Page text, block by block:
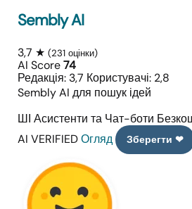
Sembly AI
3,7 ★ (231 оцінки)
AI Score74
Редакція: 3,7 Користувачі: 2,8
Sembly AI для пошук ідей
ШІ Асистенти та Чат-боти
AI VERIFIEDОгляд Зберегти ❤